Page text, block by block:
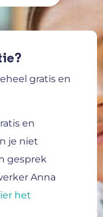
gratis en
en
je niet
gesprek
Anna
het